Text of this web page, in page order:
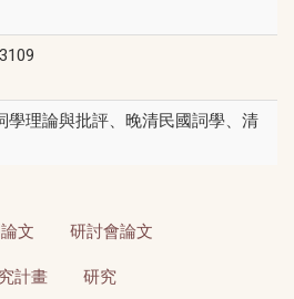
學理論與批評、晚清民國詞學、清
文 研討會論文
計畫 研究